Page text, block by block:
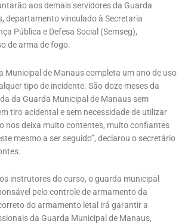
aos demais servidores da Guarda
departamento vinculado à Secretaria
Pública e Defesa Social (Semseg),
de arma de fogo.
Municipal de Manaus completa um ano de uso
tipo de incidente. São doze meses da
da Guarda Municipal de Manaus sem
tiro acidental e sem necessidade de utilizar
nos deixa muito contentes, muito confiantes
mesmo a ser seguido”, declarou o secretário
instrutores do curso, o guarda municipal
pelo controle de armamento da
do armamento letal irá garantir a
da Guarda Municipal de Manaus,